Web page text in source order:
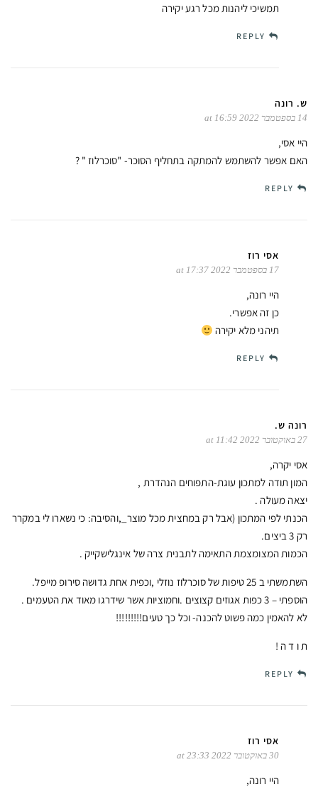
תמשיכי ליהנות מכל רגע יקירה
REPLY
ש. רונה
14 בספטמבר 2022 at 16:59
היי אסי,
האם אפשר להשתמש להמתקה בתחליף הסוכר- "סוכרלוז " ?
REPLY
אסי רוז
17 בספטמבר 2022 at 17:37
היי רונה,
כן זה אפשרי.
תיהני מלא יקירה
REPLY
רונה ש.
27 באוקטובר 2022 at 11:42
אסי יקרה,
המון תודה למתכון עוגת-התפוחים הנהדרת ,
יצאה מעולה .
הכנתי לפי המתכון (אבל רק במחצית מכל מוצר_,והסיבה: כי נשארו לי במקרר
רק 3 ביצים.
הכמות המצומצמת התאימה לתבנית צרה של אינגלישקייק .
השתמשתי ב 25 טיפות של סוכרלוז נוזלי ,וכפית אחת גדושה סירופ מייפל.
הוספתי – 3 כפות אגוזים קצוצים .וחמוציות אשר שידרגו מאוד את הטעמים .
לא להאמין כמה פשוט להכנה- וכל כך טעים!!!!!!!!!
ת ו ד ה !
REPLY
אסי רוז
30 באוקטובר 2022 at 23:33
היי רונה,